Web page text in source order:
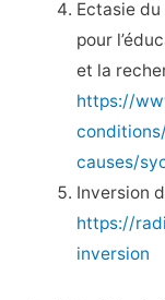
Ectasie
pour
et la
https://
causes/
Inversion
https://
inversion